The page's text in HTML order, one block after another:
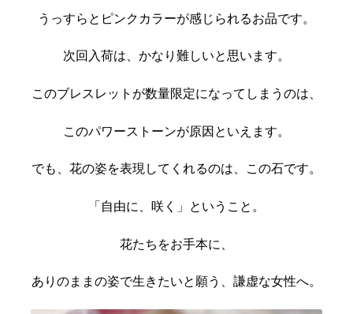
うっすらとピンクカラーが感じられるお品です。
次回入荷は、かなり難しいと思います。
このブレスレットが数量限定になってしまうのは、
このパワーストーンが原因といえます。
でも、花の姿を表現してくれるのは、この石です。
「自由に、咲く」ということ。
花たちをお手本に、
ありのままの姿で生きたいと願う、謙虚な女性へ。